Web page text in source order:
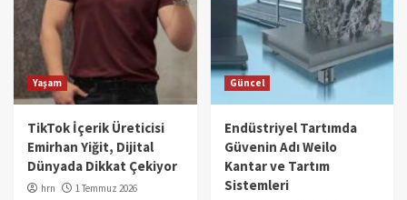
Yaşam
TikTok İçerik Üreticisi
Emirhan Yiğit, Dijital
Dünyada Dikkat Çekiyor
hrn 1 Temmuz 2026
Güncel
Endüstriyel Tartımda
Güvenin Adı Weilo
Kantar ve Tartım
Sistemleri